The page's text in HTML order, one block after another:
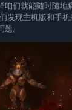
咱们就能随时随地
发现主机版和手
。